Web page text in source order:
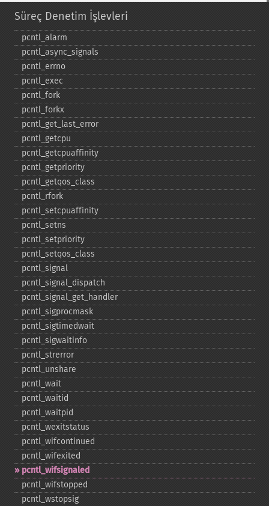
Süreç Denetim İşlevleri
pcntl_​alarm
pcntl_​async_​signals
pcntl_​errno
pcntl_​exec
pcntl_​fork
pcntl_​forkx
pcntl_​get_​last_​error
pcntl_​getcpu
pcntl_​getcpuaffinity
pcntl_​getpriority
pcntl_​getqos_​class
pcntl_​rfork
pcntl_​setcpuaffinity
pcntl_​setns
pcntl_​setpriority
pcntl_​setqos_​class
pcntl_​signal
pcntl_​signal_​dispatch
pcntl_​signal_​get_​handler
pcntl_​sigprocmask
pcntl_​sigtimedwait
pcntl_​sigwaitinfo
pcntl_​strerror
pcntl_​unshare
pcntl_​wait
pcntl_​waitid
pcntl_​waitpid
pcntl_​wexitstatus
pcntl_​wifcontinued
pcntl_​wifexited
pcntl_​wifsignaled
pcntl_​wifstopped
pcntl_​wstopsig